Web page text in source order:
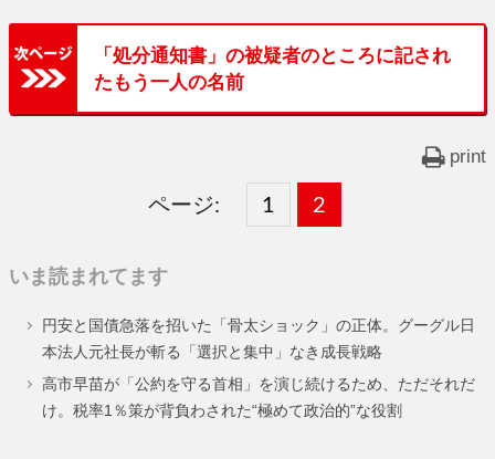
「処分通知書」の被疑者のところに記され
たもう一人の名前
print
ページ:
固
ー
ジ
1 ,
固
ー
ジ
2
いま読まれてます
円安と国債急落を招いた「骨太ショック」の正体。グーグル日
本法人元社長が斬る「選択と集中」なき成長戦略
高市早苗が「公約を守る首相」を演じ続けるため、ただそれだ
け。税率1％策が背負わされた“極めて政治的”な役割